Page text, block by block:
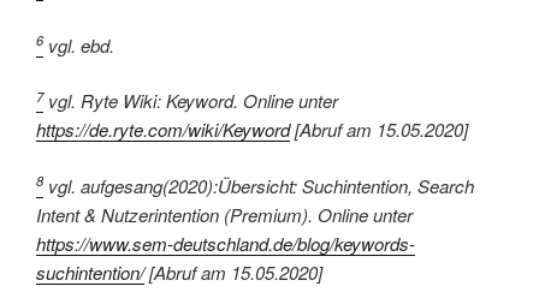
6vgl. ebd.
7vgl. Ryte Wiki: Keyword. Online unter
https://de.ryte.com/wiki/Keyword[Abruf am 15.05.2020]
8vgl. aufgesang(2020):Übersicht: Suchintention, Search
Intent & Nutzerintention (Premium). Online unter
https://www.sem-deutschland.de/blog/keywords-
suchintention/[Abruf am 15.05.2020]